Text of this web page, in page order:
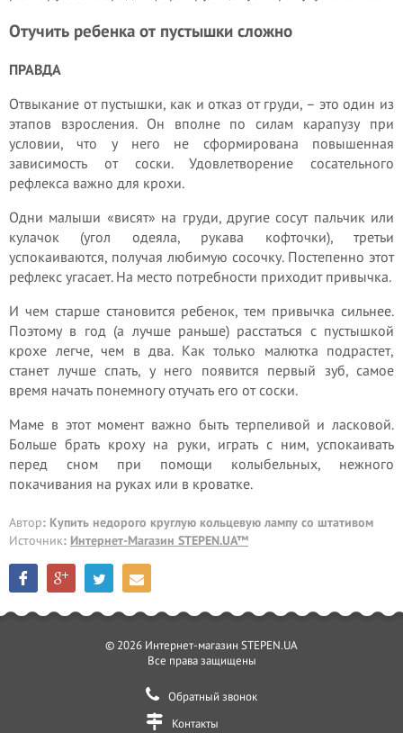
Отучить ребенка от пустышки сложно
ПРАВДА
Отвыкание от пустышки, как и отказ от груди, – это один из
этапов взросления. Он вполне по силам карапузу при
условии, что у него не сформирована повышенная
зависимость от соски. Удовлетворение сосательного
рефлекса важно для крохи.
Одни малыши «висят» на груди, другие сосут пальчик или
кулачок (угол одеяла, рукава кофточки), третьи
успокаиваются, получая любимую сосочку. Постепенно этот
рефлекс угасает. На место потребности приходит привычка.
И чем старше становится ребенок, тем привычка сильнее.
Поэтому в год (а лучше раньше) расстаться с пустышкой
крохе легче, чем в два. Как только малютка подрастет,
станет лучше спать, у него появится первый зуб, самое
время начать понемногу отучать его от соски.
Маме в этот момент важно быть терпеливой и ласковой.
Больше брать кроху на руки, играть с ним, успокаивать
перед сном при помощи колыбельных, нежного
покачивания на руках или в кроватке.
Автор: Купить недорого круглую кольцевую лампу со штативом
Источник: Интернет-Магазин STEPEN.UA™
© 2026 Интернет-магазин STEPEN.UA
Все права защищены
Обратный звонок
Контакты